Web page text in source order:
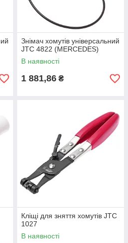
Знімач хомутів універсальний
JTC 4822 (MERCEDES)
В наявності
1 881,86 ₴
Кліщі для зняття хомутів JTC
1027
В наявності